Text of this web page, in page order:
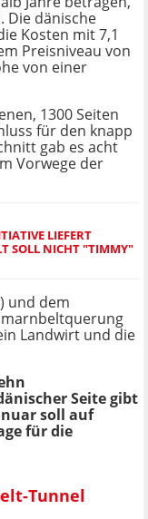
Die dänische
Kosten mit 7,1
Preisniveau von
von einer
1300 Seiten
für den knapp
gab es acht
Vorwege der
LIEFERT
SOLL NICHT "TIMMY"
und dem
Landwirt und die
Seite gibt
soll auf
für die
Tunnel